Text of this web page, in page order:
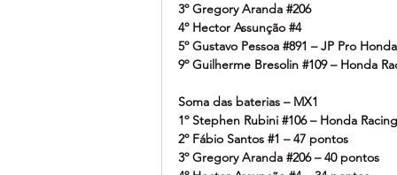
3º Gregory Aranda #206
4º Hector Assunção #4
5º Gustavo Pessoa #891 – JP Pro
9º Guilherme Bresolin #109 – Honda
Soma das baterias – MX1
1º Stephen Rubini #106 – Honda
2º Fábio Santos #1 – 47 pontos
3º Gregory Aranda #206 – 40 pontos